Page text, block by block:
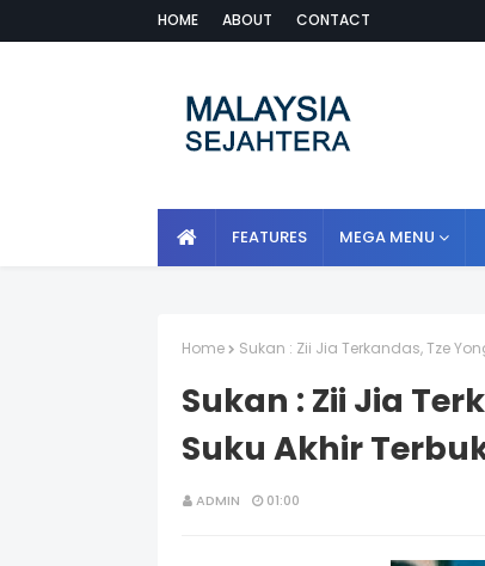
HOME ABOUT CONTACT
FEATURES MEGA MENU
Home Sukan : Zii Jia Terkandas, Tze
Sukan : Zii Jia
Suku Akhir
ADMIN 01:00